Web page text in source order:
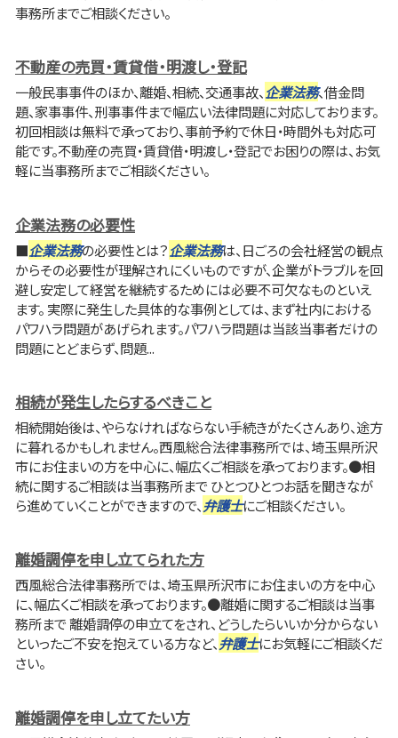
事務所までご相談ください。
不動産の売買・賃貸借・明渡し・登記
一般民事事件のほか、離婚、相続、交通事故、 企業法務、借金問
題、家事事件、刑事事件まで幅広い法律問題に対応しております。
初回相談は無料で承っており、事前予約で休日・時間外も対応可
能です。不動産の売買・賃貸借・明渡し・登記でお困りの際は、お気
軽に当事務所までご相談ください。
企業法務の必要性
■企業法務の必要性とは？企業法務は、日ごろの会社経営の観点
からその必要性が理解されにくいものですが、企業がトラブルを回
避し安定して経営を継続するためには必要不可欠なものといえ
ます。 実際に発生した具体的な事例としては、まず社内における
パワハラ問題があげられます。パワハラ問題は当該当事者だけの
問題にとどまらず、問題...
相続が発生したらするべきこと
相続開始後は、やらなければならない手続きがたくさんあり、途方
に暮れるかもしれません。西風総合法律事務所では、埼玉県所沢
市にお住まいの方を中心に、幅広くご相談を承っております。●相
続に関するご相談は当事務所まで ひとつひとつお話を聞きなが
ら進めていくことができますので、 弁護士にご相談ください。
離婚調停を申し立てられた方
西風総合法律事務所では、埼玉県所沢市にお住まいの方を中心
に、幅広くご相談を承っております。●離婚に関するご相談は当事
務所まで 離婚調停の申立てをされ、どうしたらいいか分からない
といったご不安を抱えている方など、 弁護士にお気軽にご相談くだ
さい。
離婚調停を申し立てたい方